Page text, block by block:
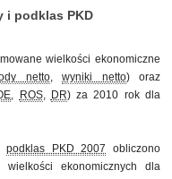
i podklas PKD
wielkości ekonomiczne
netto, wyniki netto) oraz
, ROS, DR) za 2010 rok dla
podklas PKD 2007 obliczono
ekonomicznych dla